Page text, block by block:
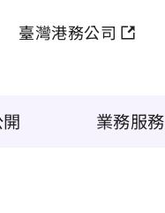
臺灣港務公司
業務服務